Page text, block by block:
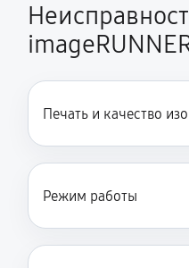
Печать и качество
Режим работы